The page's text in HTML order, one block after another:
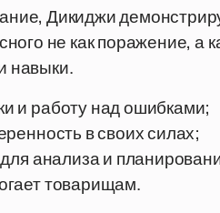
Дикиджи
не как поражение, а
навыки.
и работу над ошибками;
в своих силах;
анализа и
товарищам.